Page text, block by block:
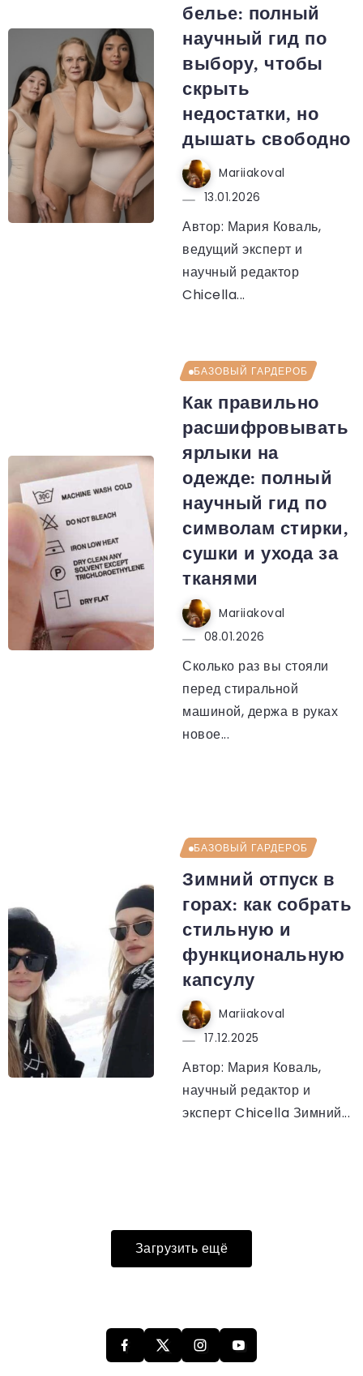
белье: полный
научный гид по
выбору, чтобы
скрыть
недостатки, но
дышать свободно
Mariiakoval
13.01.2026
Автор: Мария Коваль,
ведущий эксперт и
научный редактор
Chicella...
БАЗОВЫЙ ГАРДЕРОБ
Как правильно
расшифровывать
ярлыки на
одежде: полный
научный гид по
символам стирки,
сушки и ухода за
тканями
Mariiakoval
08.01.2026
Сколько раз вы стояли
перед стиральной
машиной, держа в руках
новое...
БАЗОВЫЙ ГАРДЕРОБ
Зимний отпуск в
горах: как собрать
стильную и
функциональную
капсулу
Mariiakoval
17.12.2025
Автор: Мария Коваль,
научный редактор и
эксперт Chicella Зимний...
Загрузить ещё